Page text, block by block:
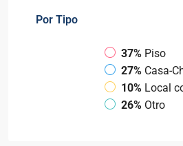
Por Tipo
37% Piso
27% Casa-
10% Local
26% Otro